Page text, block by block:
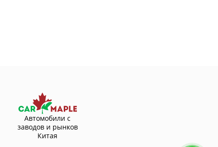
Автомобили с
заводов и рынков
Китая